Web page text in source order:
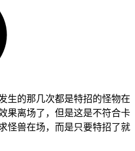
生的那几次都是特招的怪物在
果离场了，但是这是不符合卡
怪兽在场，而是只要特招了就